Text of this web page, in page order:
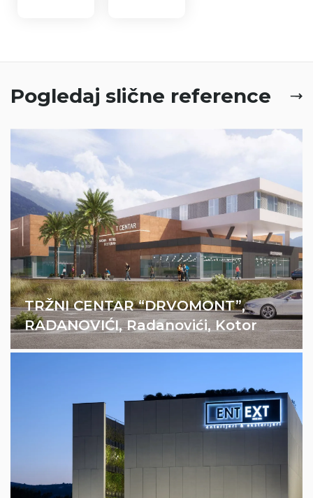
Pogledaj slične reference
TRŽNI CENTAR “DRVOMONT”,
RADANOVIĆI, Radanovići, Kotor
Sistemi ventilacije
Sistemi klimatizacije
Sistemi za odimljavanje